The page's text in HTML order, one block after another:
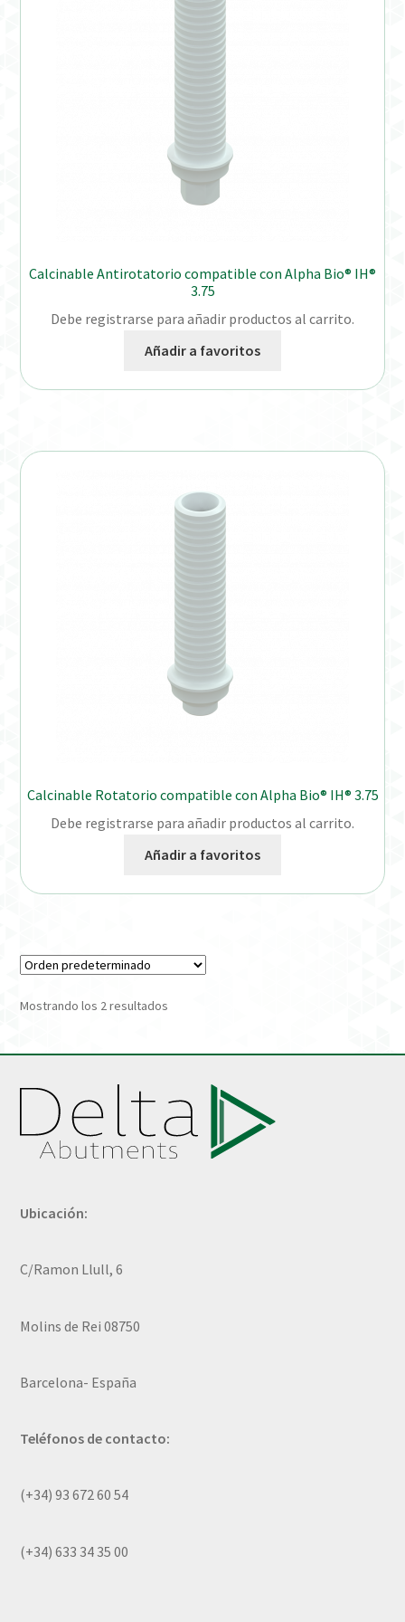
Instrucciones de uso (ESP)
Productos Favoritos
Verification Required
Welcome to DELTA Abutments | Tienda Online!
Calcinable Antirotatorio compatible con Alpha Bio® IH®
3.75
Debe registrarse para añadir productos al carrito.
Añadir a favoritos
Calcinable Rotatorio compatible con Alpha Bio® IH® 3.75
Debe registrarse para añadir productos al carrito.
Añadir a favoritos
Mostrando los 2 resultados
Ubicación:
C/Ramon Llull, 6
Molins de Rei 08750
Barcelona- España
Teléfonos de contacto:
(+34) 93 672 60 54
(+34) 633 34 35 00